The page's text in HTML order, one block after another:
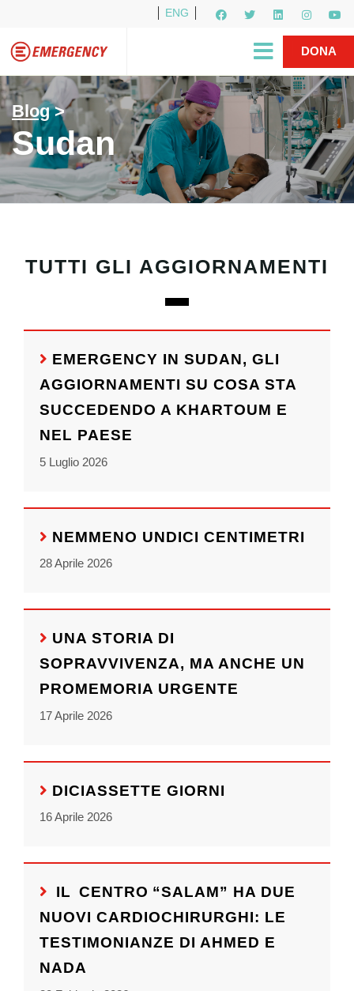
ENG
R1PUD1A
DONA
Blog>
Sudan
TUTTI GLI AGGIORNAMENTI
EMERGENCY IN SUDAN, GLI
AGGIORNAMENTI SU COSA STA
SUCCEDENDO A KHARTOUM E
NEL PAESE
5 Luglio 2026
NEMMENO UNDICI CENTIMETRI
28 Aprile 2026
UNA STORIA DI
SOPRAVVIVENZA, MA ANCHE UN
PROMEMORIA URGENTE
17 Aprile 2026
DICIASSETTE GIORNI
16 Aprile 2026
IL CENTRO “SALAM” HA DUE
NUOVI CARDIOCHIRURGHI: LE
TESTIMONIANZE DI AHMED E
NADA